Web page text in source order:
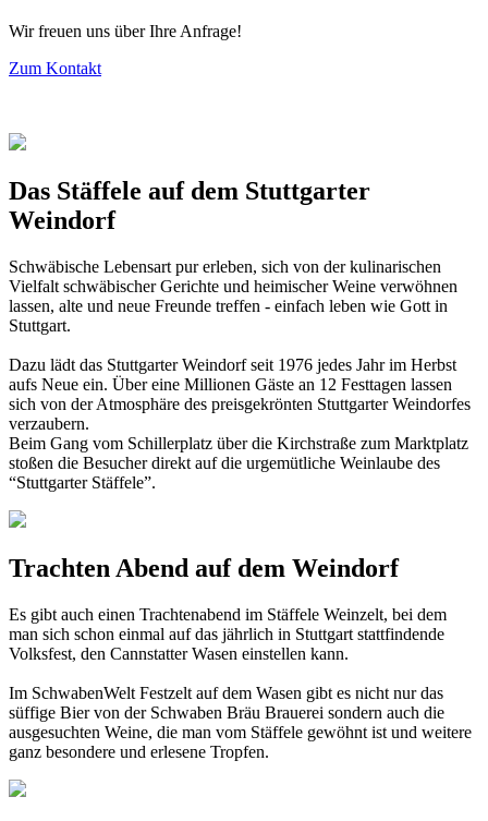
Wir freuen uns über Ihre Anfrage!
Zum Kontakt
Das Stäffele auf dem Stuttgarter
Weindorf
Schwäbische Lebensart pur erleben, sich von der kulinarischen
Vielfalt schwäbischer Gerichte und heimischer Weine verwöhnen
lassen, alte und neue Freunde treffen - einfach leben wie Gott in
Stuttgart.
Dazu lädt das Stuttgarter Weindorf seit 1976 jedes Jahr im Herbst
aufs Neue ein. Über eine Millionen Gäste an 12 Festtagen lassen
sich von der Atmosphäre des preisgekrönten Stuttgarter Weindorfes
verzaubern.
Beim Gang vom Schillerplatz über die Kirchstraße zum Marktplatz
stoßen die Besucher direkt auf die urgemütliche Weinlaube des
“Stuttgarter Stäffele”.
Trachten Abend auf dem Weindorf
Es gibt auch einen Trachtenabend im Stäffele Weinzelt, bei dem
man sich schon einmal auf das jährlich in Stuttgart stattfindende
Volksfest, den Cannstatter Wasen einstellen kann.
Im SchwabenWelt Festzelt auf dem Wasen gibt es nicht nur das
süffige Bier von der Schwaben Bräu Brauerei sondern auch die
ausgesuchten Weine, die man vom Stäffele gewöhnt ist und weitere
ganz besondere und erlesene Tropfen.